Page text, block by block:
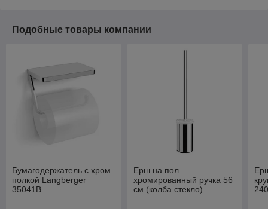
Подобные товары компании
Бумагодержатель с хром.
полкой Langberger
35041B
Ерш на пол
хромированный ручка 56
см (колба стекло)